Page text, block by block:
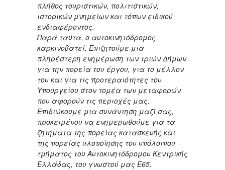
πλήθος τουριστικών, πολιτιστικών,
ιστορικών μνημείων και τόπων ειδικού
ενδιαφέροντος.
Παρά ταύτα, ο αυτοκινητόδρομος
καρκινοβατεί. Επιζητούμε μια
πληρέστερη ενημέρωση των τριών Δήμων
για την πορεία του έργου, για το μέλλον
του και για τις προτεραιότητες του
Υπουργείου στον τομέα των μεταφορών
που αφορούν τις περιοχές μας.
Επιδιώκουμε μια συνάντηση μαζί σας,
προκειμένου να ενημερωθούμε για τα
ζητήματα της πορείας κατασκευής και
της πορείας υλοποίησης του υπόλοιπου
τμήματος του Αυτοκινητόδρομου Κεντρικής
Ελλάδας, του γνωστού μας Ε65.